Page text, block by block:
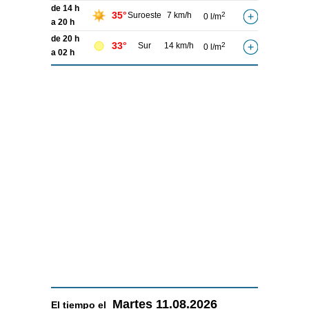
de 14 h
a 20 h
35°Suroeste 7 km/h 0 l/m2
de 20 h
a 02 h
33° Sur 14 km/h 0 l/m2
El tiempo el Martes 11.08.2026